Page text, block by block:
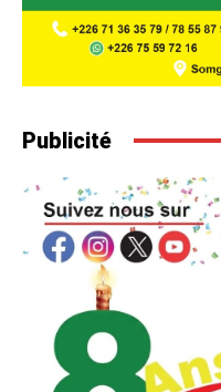
Publicité